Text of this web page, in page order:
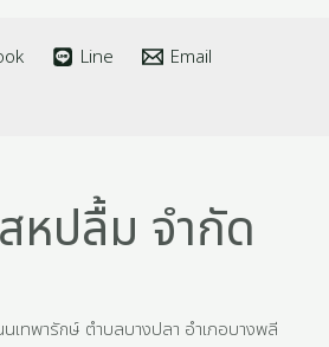
Line Email
หปลื้ม จำกัด
เทพารักษ์ ตำบลบางปลา อำเภอบางพลี